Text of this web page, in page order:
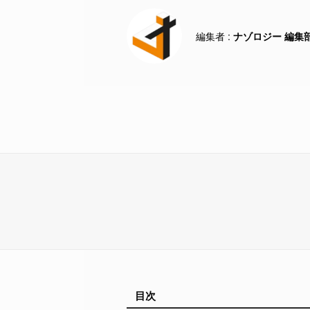
ナゾロジー 編集
目次